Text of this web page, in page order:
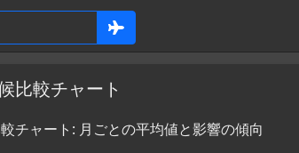
比較チャート
チャート: 月ごとの平均値と影響の傾向